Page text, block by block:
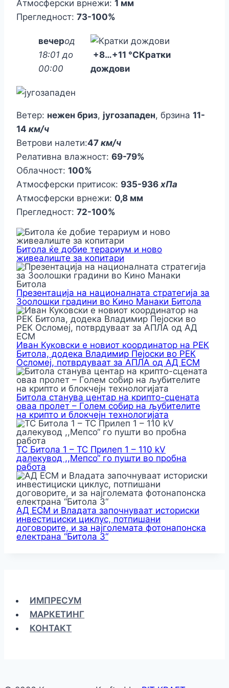
Атмосферски врнежи: 1 мм
Прегледност: 73-100%
вечерод
18:01 до
00:00
+8…+11 °CКратки
дождови
Ветер: нежен бриз, југозападен, брзина 11-
14 км/ч
Ветрови налети:47 км/ч
Релативна влажност: 69-79%
Облачност: 100%
Атмосферски притисок: 935-936 хПа
Атмосферски врнежи: 0,8 мм
Прегледност: 72-100%
Битола ќе добие терариум и ново
живеалиште за копитари
Презентација на националната стратегија за
Зоолошки градини во Кино Манаки Битола
Иван Куковски е новиот координатор на РЕК
Битола, додека Владимир Пејоски во РЕК
Осломеј, потврдуваат за АПЛА од АД ЕСМ
Битола станува центар на крипто-сцената
оваа пролет – Голем собир на љубителите
на крипто и блокчејн технологијата
ТС Битола 1 – ТС Прилеп 1 – 110 kV
далекувод ,,Мепсо“ го пушти во пробна
работа
АД ЕСМ и Владата започнуваат историски
инвестициски циклус, потпишани
договорите, и за најголемата фотонапонска
електрана “Битола 3“
ИМПРЕСУМ
МАРКЕТИНГ
КОНТАКТ